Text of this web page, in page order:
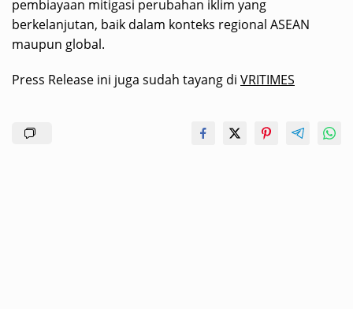
pembiayaan mitigasi perubahan iklim yang
berkelanjutan, baik dalam konteks regional ASEAN
maupun global.
Press Release ini juga sudah tayang di VRITIMES